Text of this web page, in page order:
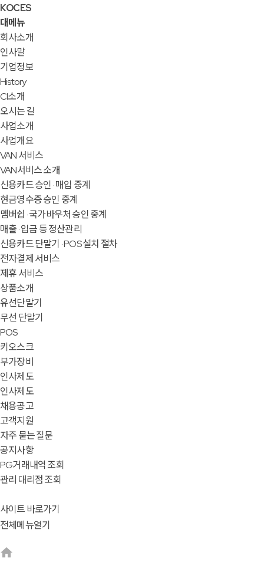
KOCES
대메뉴
회사소개
인사말
기업정보
History
CI소개
오시는 길
사업소개
사업개요
VAN 서비스
VAN서비스 소개
신용카드 승인 · 매입 중계
현금영수증 승인 중계
멤버쉽 · 국가바우처 승인 중계
매출 · 입금 등 정산관리
신용카드 단말기 · POS 설치 절차
전자결제 서비스
제휴 서비스
상품소개
유선단말기
무선 단말기
POS
키오스크
부가장비
인사제도
인사제도
채용공고
고객지원
자주 묻는 질문
공지사항
PG거래내역 조회
관리 대리점 조회
사이트 바로가기
전체메뉴열기